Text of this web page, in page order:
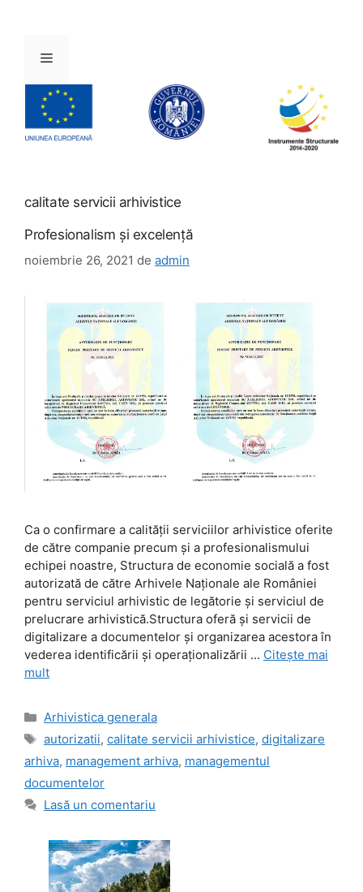
Meniu
calitate servicii arhivistice
Profesionalism şi excelenţă
noiembrie 26, 2021 de admin
Ca o confirmare a calităţii serviciilor arhivistice oferite
de către companie precum şi a profesionalismului
echipei noastre, Structura de economie socială a fost
autorizată de către Arhivele Naţionale ale României
pentru serviciul arhivistic de legătorie şi serviciul de
prelucrare arhivistică.Structura oferă şi servicii de
digitalizare a documentelor şi organizarea acestora în
vederea identificării şi operaţionalizării … Citește mai
mult
Categorii
Arhivistica generala
Etichete
autorizatii, calitate servicii arhivistice, digitalizare
arhiva, management arhiva, managementul
documentelor
Lasă un comentariu